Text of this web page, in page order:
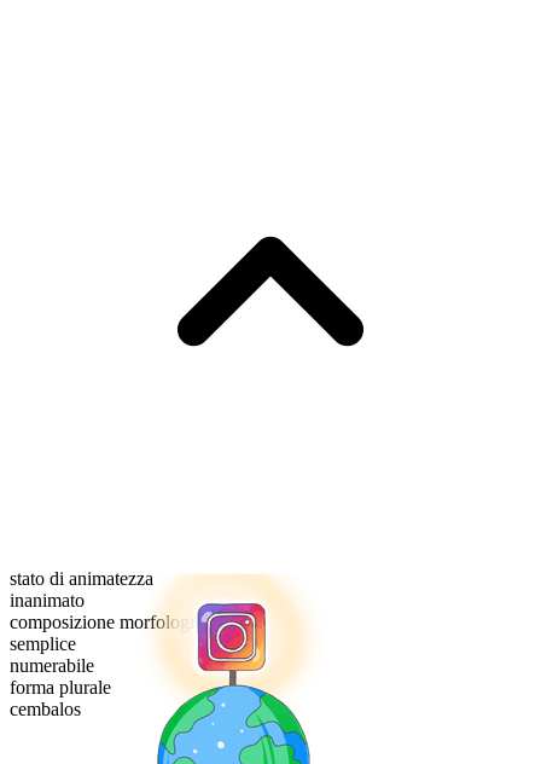
stato di animatezza
inanimato
composizione morfologica
semplice
numerabile
forma plurale
cembalos